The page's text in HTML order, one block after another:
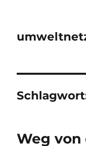
Weg von